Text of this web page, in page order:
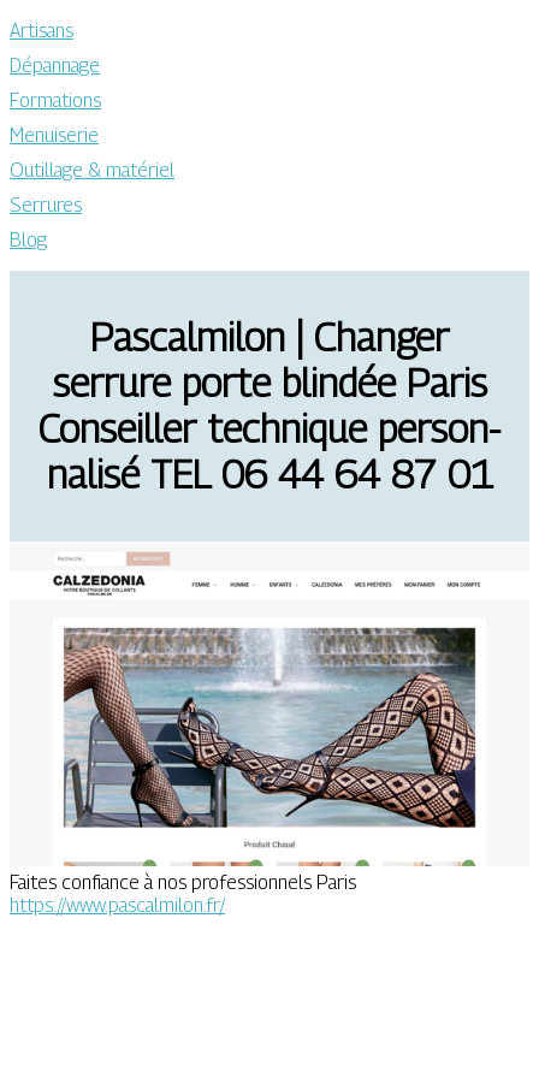
Artisans
Dépannage
Formations
Menuiserie
Outillage & matériel
Serrures
Blog
Pascalmilon | Changer
serrure porte blindée Paris
Conseiller technique per­son­
na­lisé TEL 06 44 64 87 01
Faites confiance à nos professionnels Paris
https://www.pascalmilon.fr/